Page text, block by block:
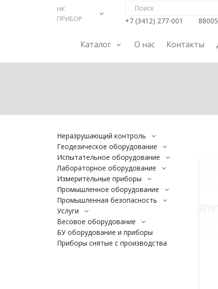
НК
ПРИБОР
+7 (3412) 277-001
Каталог О нас Контакты
Неразрушающий контроль
Геодезическое оборудование
Испытательное оборудование
Лабораторное оборудование
Измерительные приборы
Промышленное оборудование
Промышленная безопасность
Услуги
Весовое оборудование
БУ оборудование и приборы
Приборы снятые с производства